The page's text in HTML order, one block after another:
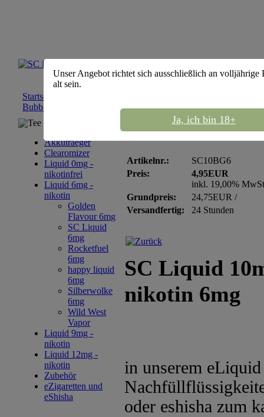
Startseite
Bubble Gum - nikotin 6mg
Tee Sortiment
Akkutraeger
Clearomizer
Liquid 0mg -
nikotinfrei
Liquid 6mg -
nikotin
Golden
Flavour 6mg
SC Liquid
6mg
Rocketfuel
6mg
happy liquid
6mg
Silberwolke
6mg
Wild West
Vapor
Liquid 9mg -
nikotin
Liquid 12mg -
nikotin
Zubehör
eZigaretten und
eShisha
SC Liquid 10ml
Artikelnr.:
SC10BG6
Preis:
4,95EUR
inkl. 19,00%
Grundpreis:
24,75EUR /
Versandfertig:
24 Stunden
SC Liquid
nikotin 6mg
in unserem
oder eshisha zum
Unser Angebot richtet sich ausschließlich an volljährige
alt sein.
Ja, ich bin 18+